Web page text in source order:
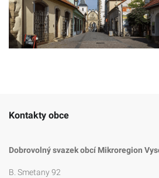
Kontakty obce
Dobrovolný svazek obcí Mikroregion
B. Smetany 92